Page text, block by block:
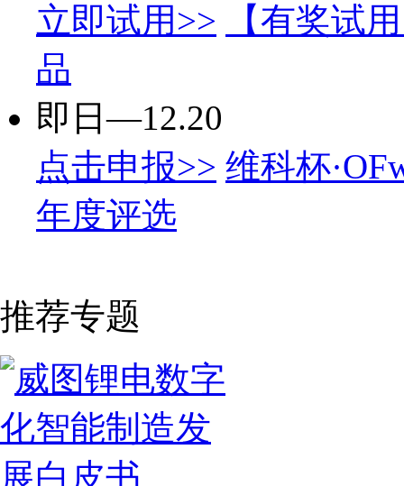
立即试用>>
【有奖试
品
即日—12.20
点击申报>> 维科杯
年度评选
推荐专题